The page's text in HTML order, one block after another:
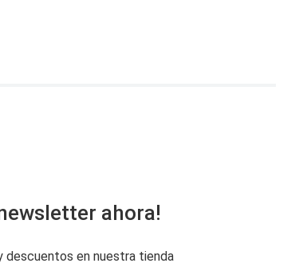
ahora!
descuentos en nuestra tienda